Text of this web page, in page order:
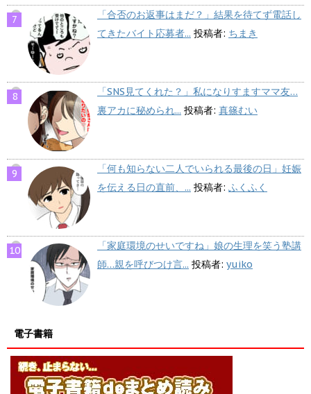
「合否のお返事はまだ？」結果を待てず電話し
てきたバイト応募者... 投稿者: ちまき
「SNS見てくれた？」私になりすますママ友…
裏アカに秘められ... 投稿者: 真篠むい
「何も知らない二人でいられる最後の日」妊娠
を伝える日の直前、... 投稿者: ふくふく
「家庭環境のせいですね」娘の生理を笑う塾講
師…親を呼びつけ言... 投稿者: yuiko
電子書籍